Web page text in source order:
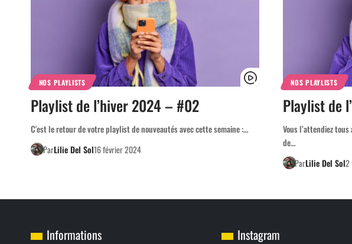
NOS PLAYLISTS
Playlist de l’hiver 2024 – #02
C'est le retour de votre playlist de nouveautés avec cette semaine :…
ParLilie Del Sol16 février 2024
NOS PLAYLISTS
Playlist de
Vous l’attendiez
de…
ParLilie Del Sol2
Informations Instagram